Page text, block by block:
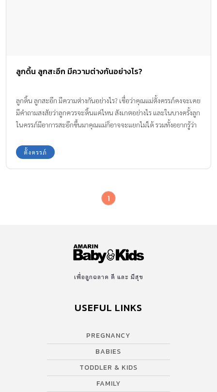
ลูกดิ้น ลูกสะอึก มีความต่างกันอย่างไร?
ลูกดิ้น ลูกสะอึก มีความต่างกันอย่างไร? เชื่อว่าคุณแม่ตั้งครรภ์คงจะเคย
มีคำถามสงสัยว่าลูกควรจะดิ้นแค่ไหน สังเกตอย่างไร และในบางครั้งลูก
ในครรภ์มีอาการสะอึกขึ้นมาคุณแม่ก็อาจจะแยกไม่ได้ รวมทั้งอยากรู้ว่า
รู้เรื่องนี้มาอธิบายให้เข้าใจกันค่ะ
ตั้งครรภ์
1
เพื่อลูกฉลาด ดี และ มีสุข
USEFUL LINKS
PREGNANCY
BABIES
TODDLER & KIDS
FAMILY